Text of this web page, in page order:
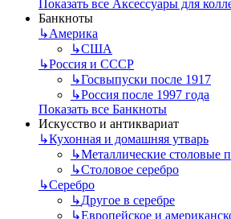
Показать все Аксессуары для
Банкноты
↳Америка
↳США
↳Россия и СССР
↳Госвыпуски после 1917
↳Россия после 1997 года
Показать все Банкноты
Искусство и антиквариат
↳Кухонная и домашняя утварь
↳Металлические столовые
↳Столовое серебро
↳Серебро
↳Другое в серебре
↳Европейское и